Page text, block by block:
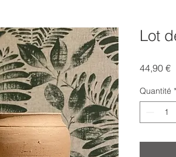
Lot
44,90 €
Quantité *